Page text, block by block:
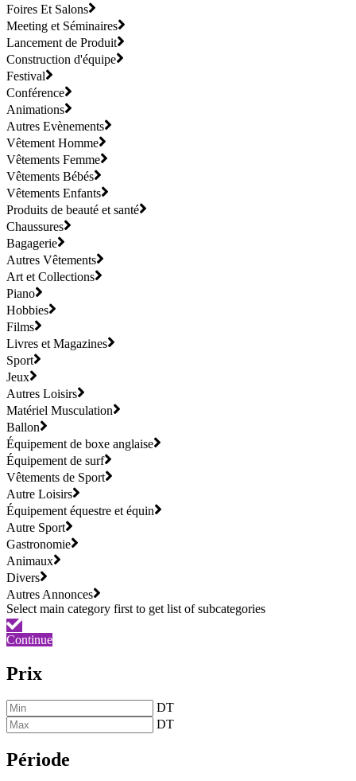
Foires Et Salons
Meeting et Séminaires
Lancement de Produit
Construction d'équipe
Festival
Conférence
Animations
Autres Evènements
Vêtement Homme
Vêtements Femme
Vêtements Bébés
Vêtements Enfants
Produits de beauté et santé
Chaussures
Bagagerie
Autres Vêtements
Art et Collections
Piano
Hobbies
Films
Livres et Magazines
Sport
Jeux
Autres Loisirs
Matériel Musculation
Ballon
Équipement de boxe anglaise
Équipement de surf
Vêtements de Sport
Autre Loisirs
Équipement équestre et équin
Autre Sport
Gastronomie
Animaux
Divers
Autres Annonces
Continue
Prix
DT
DT
Période